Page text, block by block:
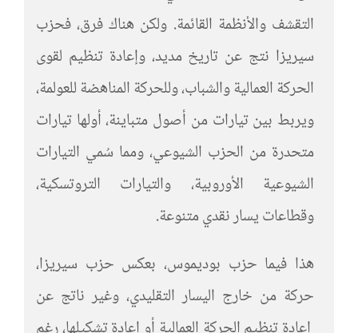
التقشف والأنظمة القائمة. ولكن هناك فرق، فحزب
سيريزا نتج عن تاريخ مديد، وإعادة تنظيم لقوى
الحركة العمالية والشباب، وللحركة المناهضة للعولمة،
ويربط بين تيارات من أصول متباينة، أولها تيارات
متحدرة من الحزب الشيوعي، ومما سُمي التيارات
الشيوعية الأوروبية، والتيارات التروتسكية،
وقطاعات يسار نقدي متنوعة.
هذا فيما حزب بوديموس، بعكس حزب سيريزا،
حركة من خارج اليسار التقليدي، وغير ناتج عن